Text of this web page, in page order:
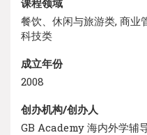
餐饮、休闲与旅游类, 商业
科技类
成立年份
2008
创办机构/创办人
GB Academy 海内外学辅